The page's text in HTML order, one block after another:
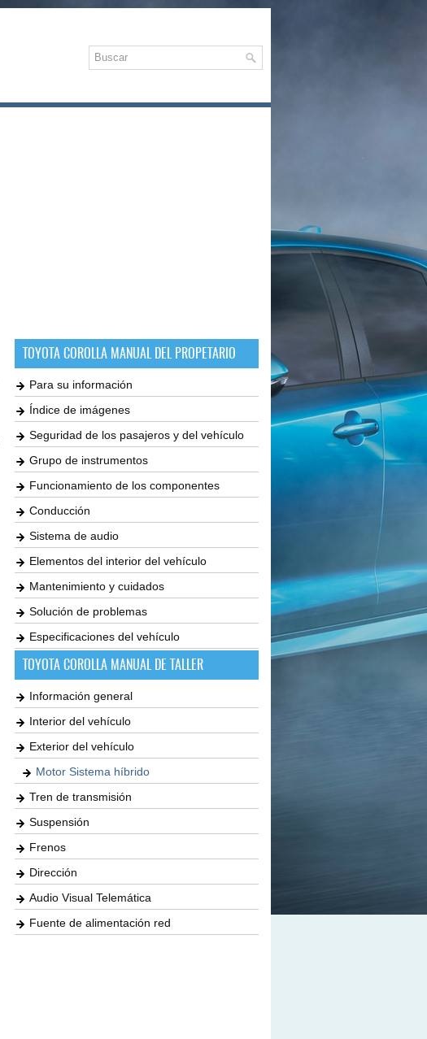
TOYOTA COROLLA MANUAL DEL PROPETARIO
Para su información
Índice de imágenes
Seguridad de los pasajeros y del vehículo
Grupo de instrumentos
Funcionamiento de los componentes
Conducción
Sistema de audio
Elementos del interior del vehículo
Mantenimiento y cuidados
Solución de problemas
Especificaciones del vehículo
TOYOTA COROLLA MANUAL DE TALLER
Información general
Interior del vehículo
Exterior del vehículo
Motor Sistema híbrido
Tren de transmisión
Suspensión
Frenos
Dirección
Audio Visual Telemática
Fuente de alimentación red